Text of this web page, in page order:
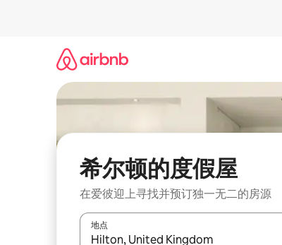
希尔顿的度假屋
在爱彼迎上寻找并预订独一无二的房源
地点
如有搜索结果，请使用上下方向键查看，